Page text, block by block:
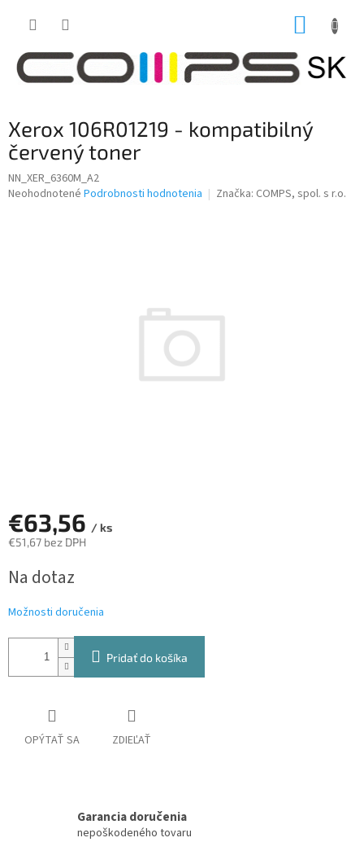
Xerox 106R01219 - kompatibilný
červený toner
NN_XER_6360M_A2
Priemerné
Neohodnotené Podrobnosti hodnotenia Značka: COMPS, spol. s r.o.
€63,56 / ks
€51,67 bez DPH
cena:
Na dotaz
Možnosti doručenia
Pridať do košíka
OPÝTAŤ SA ZDIEĽAŤ
Garancia doručenia
nepoškodeného tovaru